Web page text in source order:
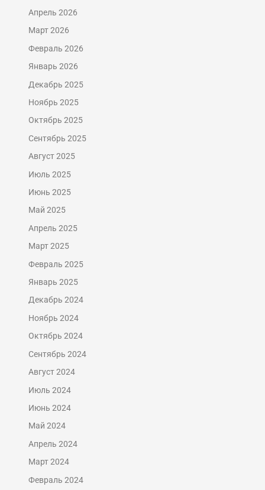
Апрель 2026
Март 2026
Февраль 2026
Январь 2026
Декабрь 2025
Ноябрь 2025
Октябрь 2025
Сентябрь 2025
Август 2025
Июль 2025
Июнь 2025
Май 2025
Апрель 2025
Март 2025
Февраль 2025
Январь 2025
Декабрь 2024
Ноябрь 2024
Октябрь 2024
Сентябрь 2024
Август 2024
Июль 2024
Июнь 2024
Май 2024
Апрель 2024
Март 2024
Февраль 2024